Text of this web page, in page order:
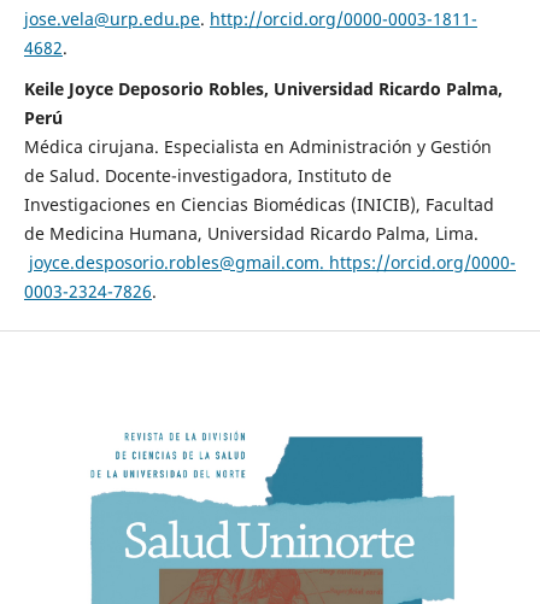
jose.vela@urp.edu.pe. http://orcid.org/0000-0003-1811-
4682.
Keile Joyce Deposorio Robles, Universidad Ricardo Palma,
Perú
Médica cirujana. Especialista en Administración y Gestión
de Salud. Docente-investigadora, Instituto de
Investigaciones en Ciencias Biomédicas (INICIB), Facultad
de Medicina Humana, Universidad Ricardo Palma, Lima.
joyce.desposorio.robles@gmail.com. https://orcid.org/0000-
0003-2324-7826.